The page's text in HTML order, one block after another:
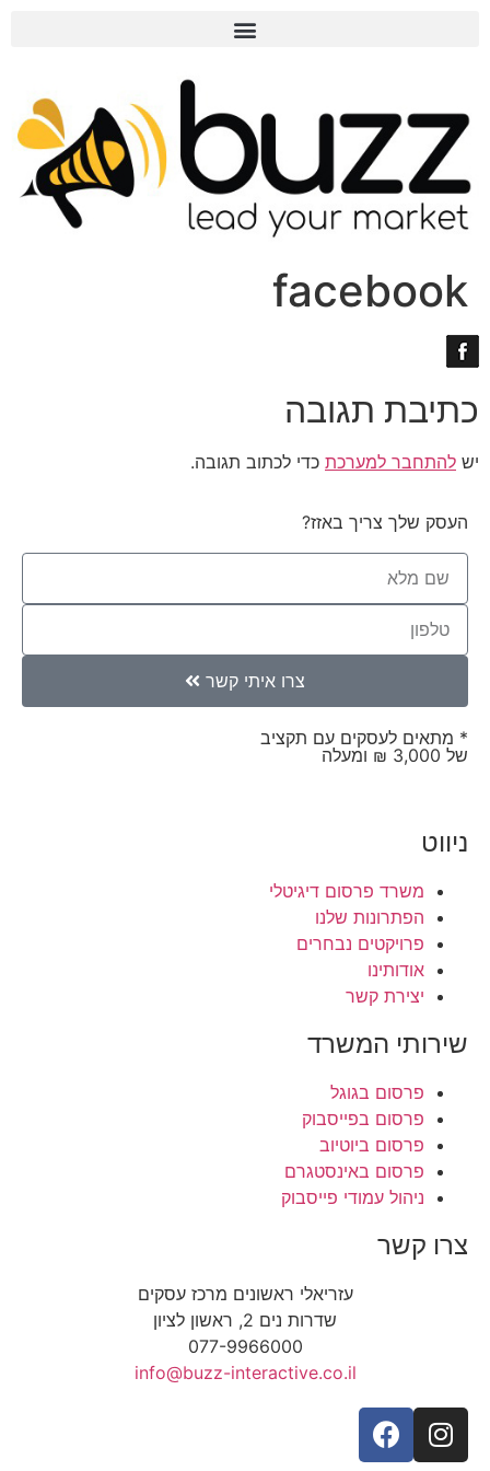
facebook
כתיבת תגובה
יש להתחבר למערכת כדי לכתוב תגובה.
העסק שלך צריך באזז?
צרו איתי קשר
* מתאים לעסקים עם תקציב
של 3,000 ₪ ומעלה
ניווט
משרד פרסום דיגיטלי
הפתרונות שלנו
פרויקטים נבחרים
אודותינו
יצירת קשר
שירותי המשרד
פרסום בגוגל
פרסום בפייסבוק
פרסום ביוטיוב
פרסום באינסטגרם
ניהול עמודי פייסבוק
צרו קשר
עזריאלי ראשונים מרכז עסקים
שדרות נים 2, ראשון לציון
077-9966000
info@buzz-interactive.co.il